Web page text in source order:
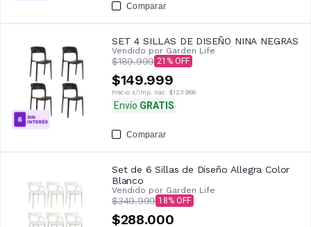
Comparar
SET 4 SILLAS DE DISEÑO NINA NEGRAS
Vendido por Garden Life
$189.999 21
$149.999
Precio s/imp. nac. $123.966
Envío GRATIS
Comparar
Set de 6 Sillas de Diseño Allegra Color
Blanco
Vendido por Garden Life
$349.999 18
$288.000